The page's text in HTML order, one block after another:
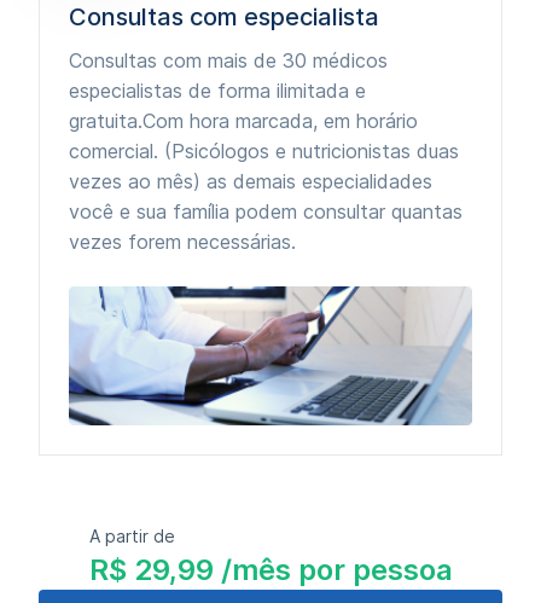
Consultas com especialista
Consultas com mais de 30 médicos
especialistas de forma ilimitada e
gratuita.Com hora marcada, em horário
comercial. (Psicólogos e nutricionistas duas
vezes ao mês) as demais especialidades
você e sua família podem consultar quantas
vezes forem necessárias.
A partir de
R$ 29,99 /mês por pessoa